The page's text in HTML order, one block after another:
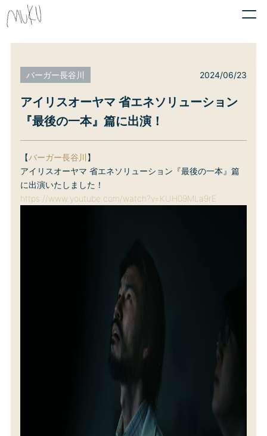
バーガー長谷川 2024/06/23
アイリスオーヤマ 省エネソリューション
『最後の一本』篇に出演！
【バーガー長谷川 】
アイリスオーヤマ 省エネソリューション『最後の一本』篇
に出演いたしました！
https://www.youtube.com/watch?v=KUH09MLa9rE